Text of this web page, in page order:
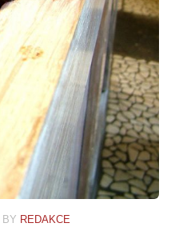
BY REDAKCE